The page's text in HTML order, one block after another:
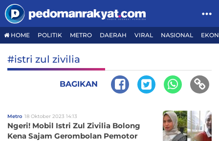
HOME POLITIK METRO DAERAH VIRAL NASIONAL
#istri zul zivilia
BAGIKAN
Metro 18 Oktober 2023 14:13
Ngeri! Mobil Istri Zul Zivilia Bolong
Kena Sajam Gerombolan Pemotor